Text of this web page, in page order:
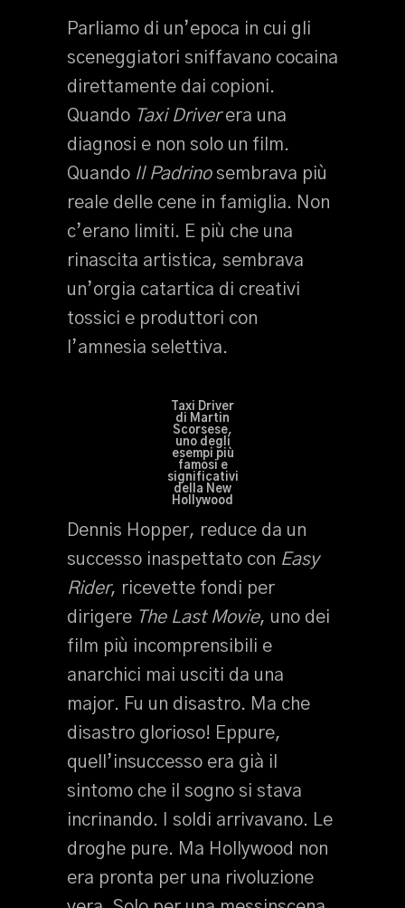
Parliamo di un’epoca in cui gli
sceneggiatori sniffavano cocaina
direttamente dai copioni.
Quando Taxi Driverera una
diagnosi e non solo un film.
Quando Il Padrinosembrava più
reale delle cene in famiglia. Non
c’erano limiti. E più che una
rinascita artistica, sembrava
un’orgia catartica di creativi
tossici e produttori con
l’amnesia selettiva.
Taxi Driver
di Martin
Scorsese,
uno degli
esempi più
famosi e
significativi
della New
Hollywood
Dennis Hopper, reduce da un
successo inaspettato con Easy
Rider, ricevette fondi per
dirigere The Last Movie, uno dei
film più incomprensibili e
anarchici mai usciti da una
major. Fu un disastro. Ma che
disastro glorioso! Eppure,
quell’insuccesso era già il
sintomo che il sogno si stava
incrinando. I soldi arrivavano. Le
droghe pure. Ma Hollywood non
era pronta per una rivoluzione